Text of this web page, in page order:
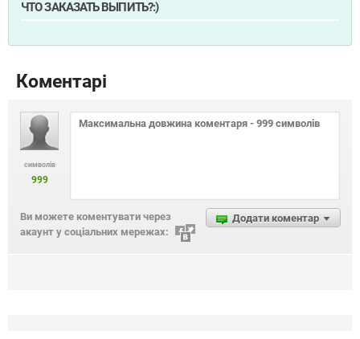
ЧТО ЗАКАЗАТЬ ВЫПИТЬ?:)
Коментарі
символів
999
Додати коментар
Ви можете коментувати через
акаунт у соціальних мережах: